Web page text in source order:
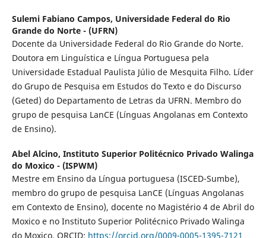
Sulemi Fabiano Campos, Universidade Federal do Rio
Grande do Norte - (UFRN)
Docente da Universidade Federal do Rio Grande do Norte.
Doutora em Linguística e Língua Portuguesa pela
Universidade Estadual Paulista Júlio de Mesquita Filho. Líder
do Grupo de Pesquisa em Estudos do Texto e do Discurso
(Geted) do Departamento de Letras da UFRN. Membro do
grupo de pesquisa LanCE (Línguas Angolanas em Contexto
de Ensino).
Abel Alcino, Instituto Superior Politécnico Privado Walinga
do Moxico - (ISPWM)
Mestre em Ensino da Língua portuguesa (ISCED-Sumbe),
membro do grupo de pesquisa LanCE (Línguas Angolanas
em Contexto de Ensino), docente no Magistério 4 de Abril do
Moxico e no Instituto Superior Politécnico Privado Walinga
do Moxico. ORCID: https://orcid.org/0009-0005-1395-7121